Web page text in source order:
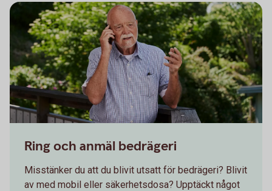
Ring och anmäl bedrägeri
Misstänker du att du blivit utsatt för bedrägeri? Blivit
av med mobil eller säkerhetsdosa? Upptäckt något